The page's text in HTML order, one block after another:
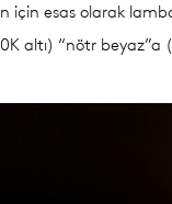
için esas olarak
altı) “nötr beyaz”a